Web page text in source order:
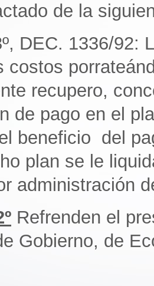
de la
DEC. 1336/92:
costos
recupero,
de pago en el
beneficio del
plan se le
administración
Refrenden el
Gobierno, de